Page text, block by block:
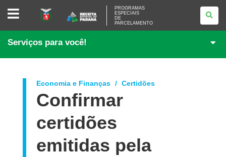
PROGRAMAS
ESPECIAIS
PARCELAMENTO
PROGRAMAS
ESPECIAIS
DE
PARCELAMENTO
Serviços para você!
Economia e Finanças Certidões
Confirmar
certidões
emitidas pela